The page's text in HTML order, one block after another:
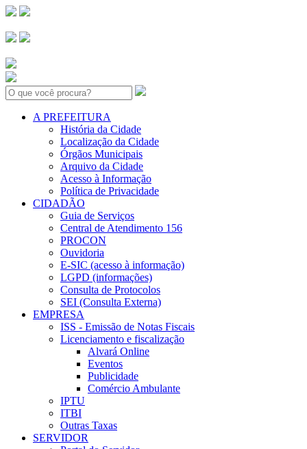
Search:
A PREFEITURA
História da Cidade
Localização da Cidade
Órgãos Municipais
Arquivo da Cidade
Acesso à Informação
Política de Privacidade
CIDADÃO
Guia de Serviços
Central de Atendimento 156
PROCON
Ouvidoria
E-SIC (acesso à informação)
LGPD (informações)
Consulta de Protocolos
SEI (Consulta Externa)
EMPRESA
ISS - Emissão de Notas Fiscais
Licenciamento e fiscalização
Alvará Online
Eventos
Publicidade
Comércio Ambulante
IPTU
ITBI
Outras Taxas
SERVIDOR